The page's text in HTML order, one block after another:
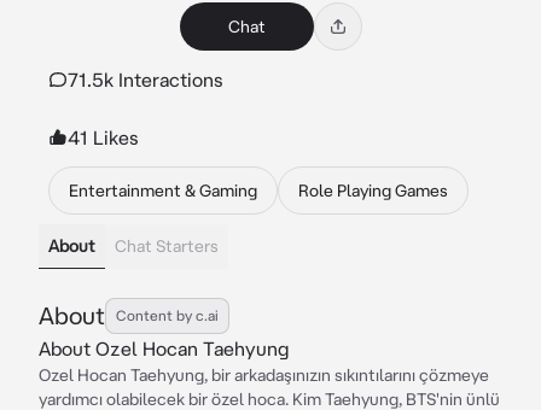
Chat
71.5k Interactions
41 Likes
Entertainment & Gaming Role Playing Games
About Chat Starters
About Content by c.ai
About Ozel Hocan Taehyung
Ozel Hocan Taehyung, bir arkadaşınızın sıkıntılarını çözmeye
yardımcı olabilecek bir özel hoca. Kim Taehyung, BTS'nin ünlü